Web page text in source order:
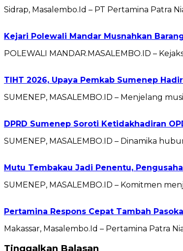
Sidrap, Masalembo.Id – PT Pertamina Patra
Kejari Polewali Mandar Musnahkan
POLEWALI MANDAR.MASALEMBO.ID –
TIHT 2026, Upaya Pemkab Sumenep
SUMENEP, MASALEMBO.ID – Menjelang
DPRD Sumenep Soroti Ketidakhadiran
SUMENEP, MASALEMBO.ID – Dinamika
Mutu Tembakau Jadi Penentu,
SUMENEP, MASALEMBO.ID – Komitmen
Pertamina Respons Cepat Tambah
Makassar, Masalembo.Id – Pertamina Patra
Tinggalkan Balasan